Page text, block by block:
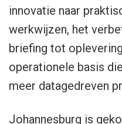
innovatie naar
werkwijzen, het
briefing tot
operationele basis
meer datagedreven
Johannesburg is